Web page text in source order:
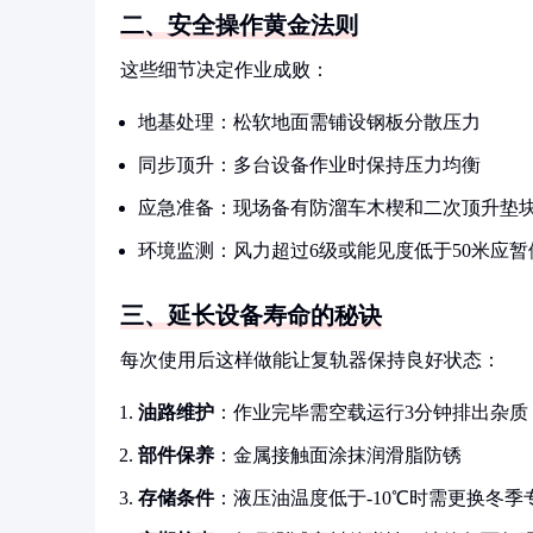
二、安全操作黄金法则
这些细节决定作业成败：
地基处理：松软地面需铺设钢板分散压力
同步顶升：多台设备作业时保持压力均衡
应急准备：现场备有防溜车木楔和二次顶升垫
环境监测：风力超过6级或能见度低于50米应暂
三、延长设备寿命的秘诀
每次使用后这样做能让复轨器保持良好状态：
油路维护 ：作业完毕需空载运行3分钟排出杂质
部件保养 ：金属接触面涂抹润滑脂防锈
存储条件：液压油温度低于-10℃时需更换冬季